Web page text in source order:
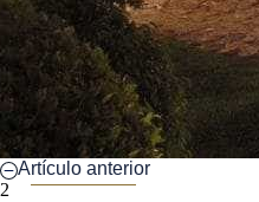
Artículo anterior
2